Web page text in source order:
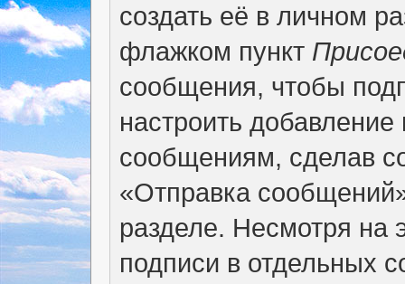
создать её в личном
флажком пункт
сообщения, чтобы
настроить
сообщениям, сделав
«Отправка
разделе. Несмотря на
подписи в отдельных